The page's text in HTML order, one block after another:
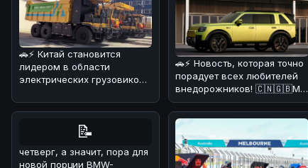
🚗⚡ Китай становится
лидером в области
электрических грузовиков!
начал работат
🚗⚡ Новость, которая точно
порадует всех любителей
внедорожников! 🇨🇳🇬🇧Мы
разобрались в деталях и
📝
четверг, а значит, пора для
новой порции BMW-